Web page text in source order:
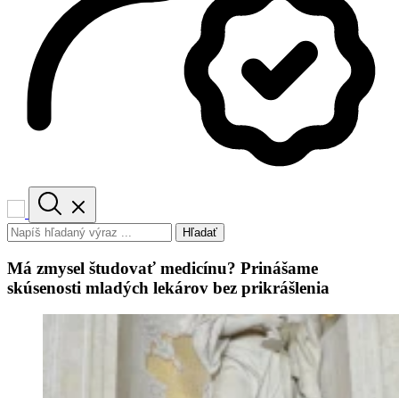
Hľadať
Má zmysel študovať medicínu? Prinášame
skúsenosti mladých lekárov bez prikrášlenia